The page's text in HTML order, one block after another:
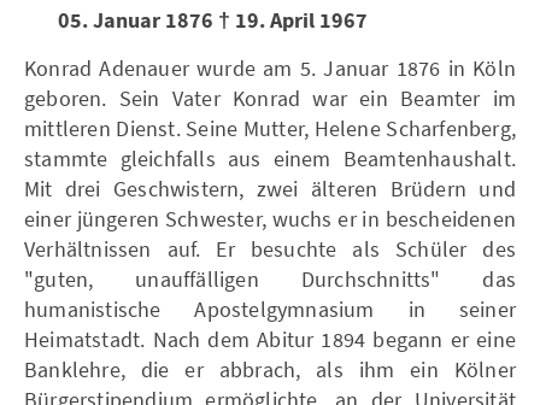
05. Januar 1876 † 19. April 1967
Konrad Adenauer wurde am 5. Januar 1876 in Köln
geboren. Sein Vater Konrad war ein Beamter im
mittleren Dienst. Seine Mutter, Helene Scharfenberg,
stammte gleichfalls aus einem Beamtenhaushalt.
Mit drei Geschwistern, zwei älteren Brüdern und
einer jüngeren Schwester, wuchs er in bescheidenen
Verhältnissen auf. Er besuchte als Schüler des
"guten, unauffälligen Durchschnitts" das
humanistische Apostelgymnasium in seiner
Heimatstadt. Nach dem Abitur 1894 begann er eine
Banklehre, die er abbrach, als ihm ein Kölner